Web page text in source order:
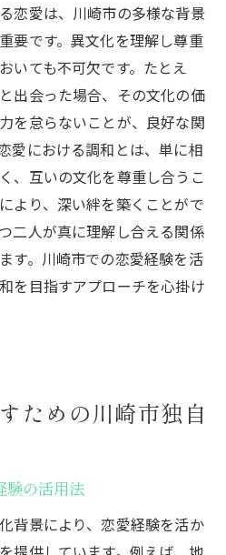
恋愛は、川崎市の多様な背景
要です。異文化を理解し尊重
いても不可欠です。たとえ
出会った場合、その文化の価
を怠らないことが、良好な関
愛における調和とは、単に相
、互いの文化を尊重し合うこ
より、深い絆を築くことがで
二人が真に理解し合える関係
す。川崎市での恋愛経験を活
を目指すアプローチを心掛け
ための川崎市独自
験の活用法
背景により、恋愛経験を活か